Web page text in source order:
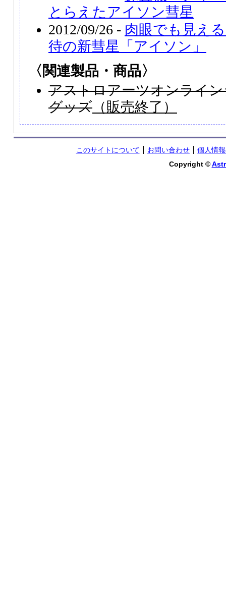
とらえたアイソン彗星
2012/09/26 - 肉眼でも見え
待の新彗星「アイソン」
〈関連製品・商品〉
アストロアーツオンライ
グッズ （販売終了）
このサイトについて お問い合わせ
個人情
Copyright ©